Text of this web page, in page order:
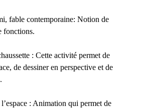
fable contemporaine: Notion de
fonctions.
: Cette activité permet de
de dessiner en perspective et de
: Animation qui permet de